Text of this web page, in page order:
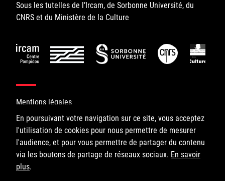
Rester informé
Login/Signup
En poursuivant votre navigation sur ce site, vous acceptez
l'utilisation de cookies pour nous permettre de mesurer
l'audience, et pour vous permettre de partager du contenu
via les boutons de partage de réseaux sociaux. En savoir
plus.
Sous les tutelles de l’Ircam, de Sorbonne Université, du
CNRS et du Ministère de la Culture
Mentions légales
©IRCAM, 2026. All Rights Reserved.
1, place Igor-Stravinsky
75004 Paris